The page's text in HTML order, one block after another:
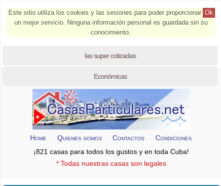
Ok
Este sitio utiliza los cookies y las sesiones para poder proporcionar
un mejor servicio. Ninguna información personal es guardada sin su
conocimiento.
las super cotizadas
Económicas
Home Quienes somos Contactos
Condiciones
¡821 casas para todos los gustos y en toda Cuba!
* Todas nuestras casas son legales